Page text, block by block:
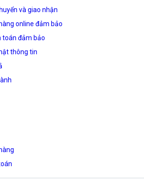
và giao nhận
online đảm bảo
toán đảm bảo
thông tin